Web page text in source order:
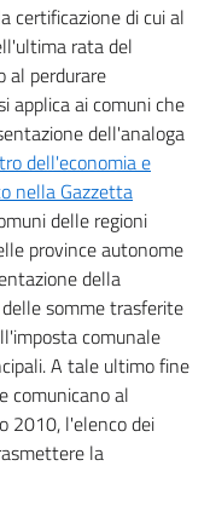
certificazione di cui al
rata del
al perdurare
applica ai comuni che
dell'analoga
dell'economia e
nella Gazzetta
delle regioni
province autonome
della
somme trasferite
comunale
A tale ultimo fine
comunicano al
2010, l'elenco dei
la